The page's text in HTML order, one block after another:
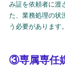
み証を依頼者に渡
た、業務処理の状
う必要があります。
③専属専任